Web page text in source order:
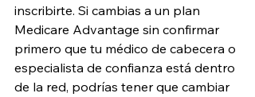
inscribirte. Si cambias a un plan
Medicare Advantage sin confirmar
primero que tu médico de cabecera o
especialista de confianza está dentro
de la red, podrías tener que cambiar